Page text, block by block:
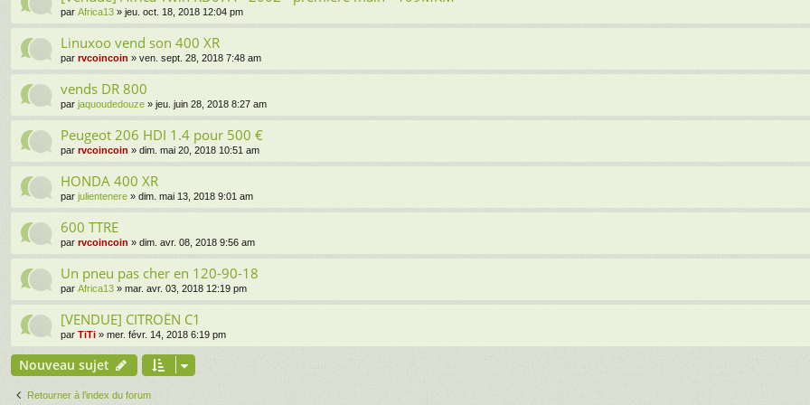
par Africa13 » jeu. oct. 18, 2018 12:04 pm
Linuxoo vend son 400 XR
par rvcoincoin » ven. sept. 28, 2018 7:48 am
vends DR 800
par jaquoudedouze » jeu. juin 28, 2018 8:27 am
Peugeot 206 HDI 1.4 pour 500 €
par rvcoincoin » dim. mai 20, 2018 10:51 am
HONDA 400 XR
par julientenere » dim. mai 13, 2018 9:01 am
600 TTRE
par rvcoincoin » dim. avr. 08, 2018 9:56 am
Un pneu pas cher en 120-90-18
par Africa13 » mar. avr. 03, 2018 12:19 pm
[VENDUE] CITROËN C1
par TiTi » mer. févr. 14, 2018 6:19 pm
Nouveau sujet
Retourner à l’index du forum